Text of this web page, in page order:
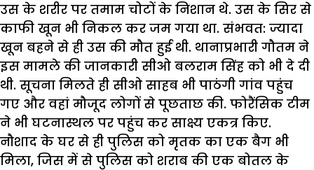
उस के शरीर पर तमाम चोटों के निशान थे. उस के सिर से
काफी खून भी निकल कर जम गया था. संभवत: ज्यादा
खून बहने से ही उस की मौत हुई थी. थानाप्रभारी गौतम ने
इस मामले की जानकारी सीओ बलराम सिंह को भी दे दी
थी. सूचना मिलते ही सीओ साहब भी पाठंगी गांव पहुंच
गए और वहां मौजूद लोगों से पूछताछ की. फोरैंसिक टीम
ने भी घटनास्थल पर पहुंच कर साक्ष्य एकत्र किए.
नौशाद के घर से ही पुलिस को मृतक का एक बैग भी
मिला, जिस में से पुलिस को शराब की एक बोतल के